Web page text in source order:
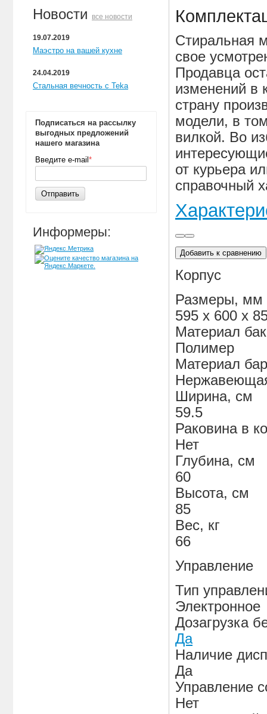
Новости все новости
19.07.2019
Маэстро на вашей кухне
24.04.2019
Стальная вечность с Teka
Подписаться на рассылку
выгодных предложений
нашего магазина
Введите e-mail *
Отправить
Информеры:
Стиральная
свое
Продавца
изменений в
страну
модели, в
вилкой. Во
от курьера
справочный
Добавить к сравнению
Корпус
Размеры,
595 х 600 х
Материал
Полимер
Материал
Ширина, см
59.5
Раковина в
Нет
Глубина, см
60
Высота, см
85
Вес, кг
66
Управление
Тип
Электронное
Дозагрузка
Да
Наличие
Да
Управление
Нет